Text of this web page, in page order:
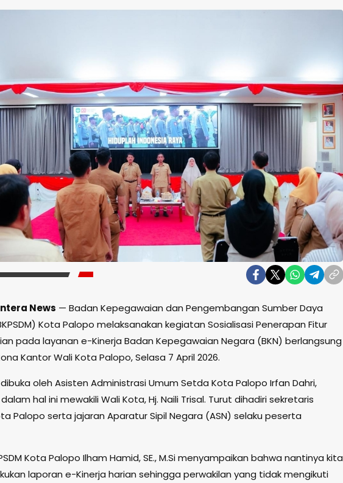
News — Badan Kepegawaian dan Pengembangan Sumber Daya
Kota Palopo melaksanakan kegiatan Sosialisasi Penerapan Fitur
pada layanan e-Kinerja Badan Kepegawaian Negara (BKN) berlangsung
Kantor Wali Kota Palopo, Selasa 7 April 2026.
oleh Asisten Administrasi Umum Setda Kota Palopo Irfan Dahri,
dalam hal ini mewakili Wali Kota, Hj. Naili Trisal. Turut dihadiri sekretaris
Palopo serta jajaran Aparatur Sipil Negara (ASN) selaku peserta
Kota Palopo Ilham Hamid, SE., M.Si menyampaikan bahwa nantinya kita
laporan e-Kinerja harian sehingga perwakilan yang tidak mengikuti